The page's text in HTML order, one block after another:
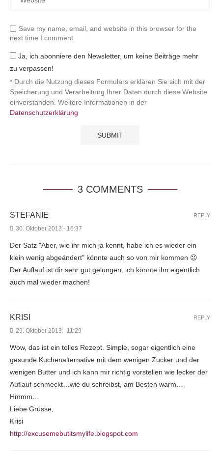
Save my name, email, and website in this browser for the
next time I comment.
Ja, ich abonniere den Newsletter, um keine Beiträge mehr
zu verpassen!
* Durch die Nutzung dieses Formulars erklären Sie sich mit der
Speicherung und Verarbeitung Ihrer Daten durch diese Website
einverstanden. Weitere Informationen in der
Datenschutzerklärung
3 COMMENTS
STEFANIE
30. Oktober 2013 - 16:37
Der Satz "Aber, wie ihr mich ja kennt, habe ich es wieder ein
klein wenig abgeändert" könnte auch so von mir kommen 😉
Der Auflauf ist dir sehr gut gelungen, ich könnte ihn eigentlich
auch mal wieder machen!
REPLY
KRISI
29. Oktober 2013 - 11:29
Wow, das ist ein tolles Rezept. Simple, sogar eigentlich eine
gesunde Kuchenalternative mit dem wenigen Zucker und der
wenigen Butter und ich kann mir richtig vorstellen wie lecker der
Auflauf schmeckt…wie du schreibst, am Besten warm…
Hmmm…
Liebe Grüsse,
Krisi
http://excusemebutitsmylife.blogspot.com
REPLY